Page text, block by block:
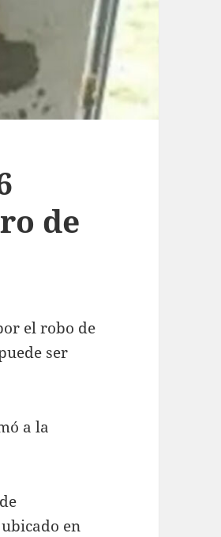
de
el robo de
ser
a la
en